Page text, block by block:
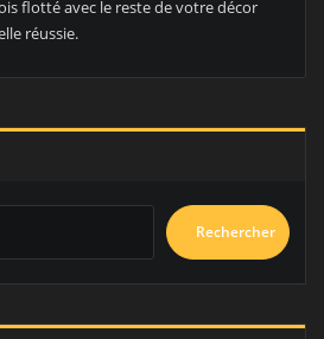
flotté avec le reste de votre décor
réussie.
Rechercher